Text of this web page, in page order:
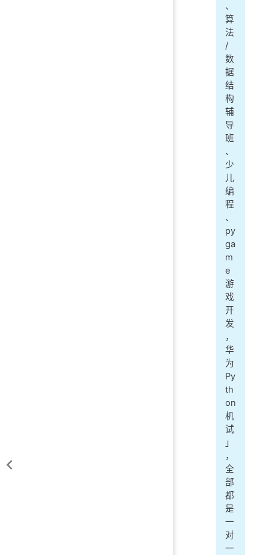
、
算
法
/
数
据
结
构
辅
导
班
、
少
儿
编
程
、
py
ga
m
e
游
戏
开
发
，
华
为
Py
th
on
机
试
」
，
全
部
都
是
一
对
一